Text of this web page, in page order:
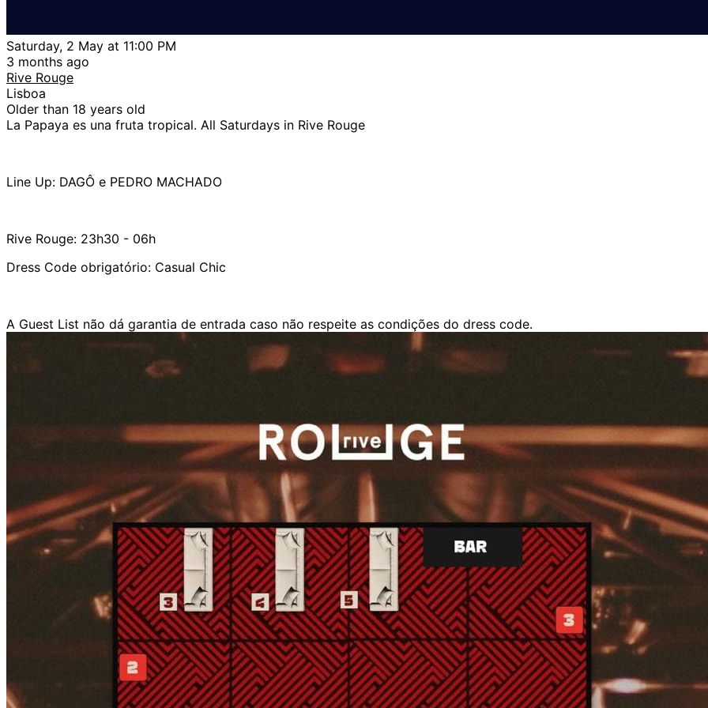
Saturday, 2 May at 11:00 PM
3 months ago
Rive Rouge
Lisboa
Older than 18 years old
La Papaya es una fruta tropical. All Saturdays in Rive Rouge
Line Up: DAGÔ e PEDRO MACHADO
Rive Rouge: 23h30 - 06h
Dress Code obrigatório: Casual Chic
A Guest List não dá garantia de entrada caso não respeite as condições do dress code.